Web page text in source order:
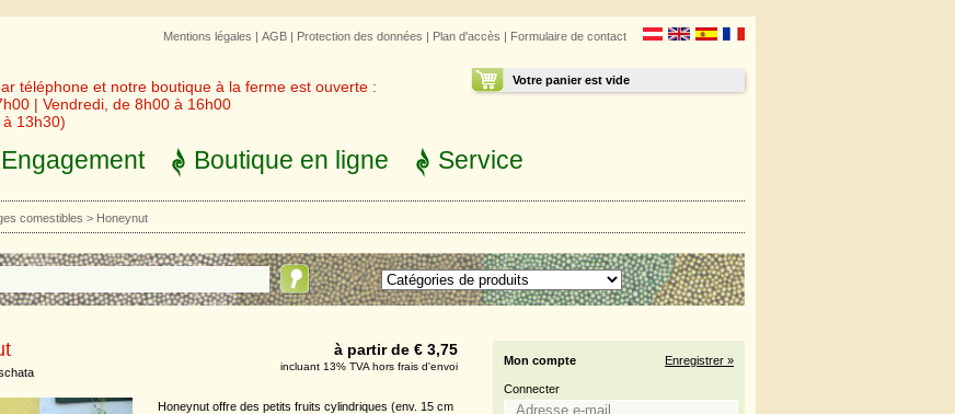
Mentions légales | AGB | Protection des données | Plan d'accès | Formulaire de contact
Votre panier est vide
téléphone et notre boutique à la ferme est ouverte :
| Vendredi, de 8h00 à 16h00
13h30)
Engagement Boutique en ligne Service
comestibles > Honeynut
à partir de € 3,75
incluant 13% TVA hors frais d'envoi
Honeynut offre des petits fruits cylindriques (env. 15 cm
Mon compte Enregistrer »
Connecter